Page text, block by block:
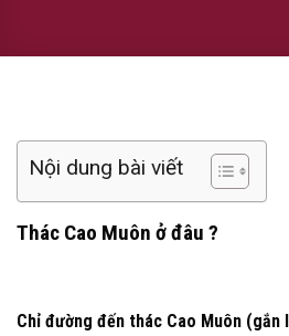
Nội dung bài viết
Thác Cao Muôn ở đâu ?
Chỉ đường đến thác Cao Muôn